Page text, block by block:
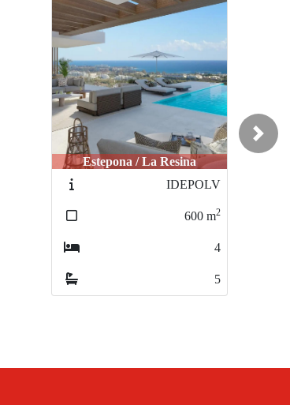
Estepona / La Resina
IDEPOLV-11
976m2
3
3
Next